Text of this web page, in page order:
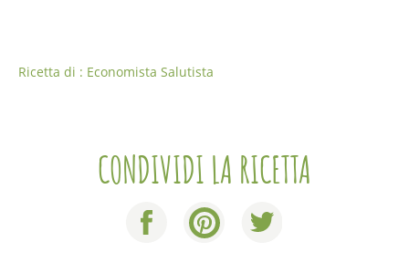
Ricetta di : Economista Salutista
CONDIVIDI LA RICETTA